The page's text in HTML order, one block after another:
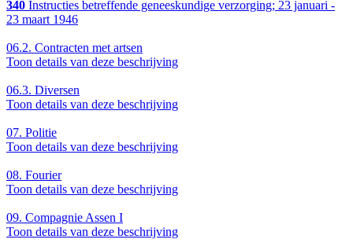
340 Instructies betreffende geneeskundige verzorging; 23 januari -
23 maart 1946
06.2. Contracten met artsen
Toon details van deze beschrijving
06.3. Diversen
Toon details van deze beschrijving
07. Politie
Toon details van deze beschrijving
08. Fourier
Toon details van deze beschrijving
09. Compagnie Assen I
Toon details van deze beschrijving